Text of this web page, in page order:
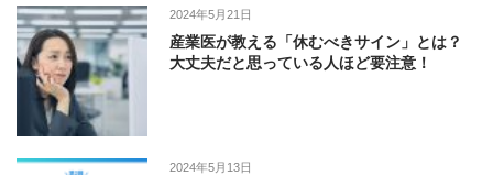
2024年5月21日
産業医が教える「休むべきサイン」とは？
大丈夫だと思っている人ほど要注意！
2024年5月13日